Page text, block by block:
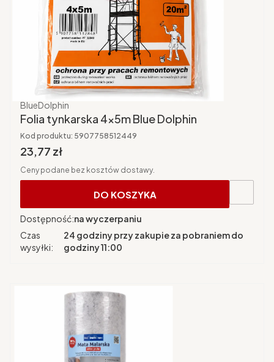
Producent
BlueDolphin
Folia tynkarska 4x5m Blue Dolphin
Kod produktu: 5907758512449
Cena brutto
23,77 zł
Ceny podane bez kosztów dostawy.
DO KOSZYKA
Dostępność:na wyczerpaniu
Czas
wysyłki:
24 godziny przy zakupie za pobraniem do
godziny 11:00